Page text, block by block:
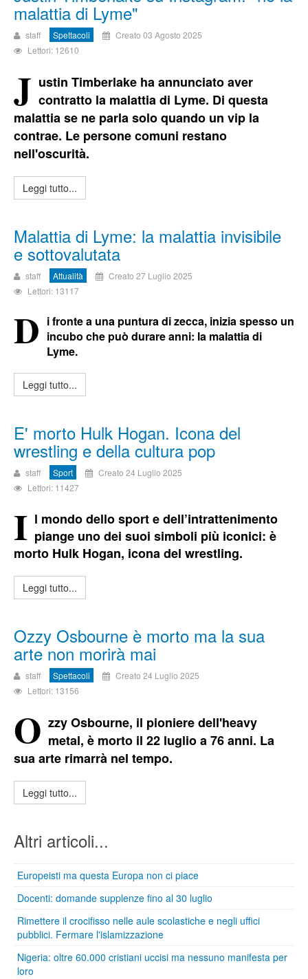
malattia di Lyme"
staff Spettacoli
Creato 03 Agosto 2025
Lettori: 12610
J ustin Timberlake ha annunciato aver
contratto la malattia di Lyme. Di questa
malattia se ne parla solo quando un vip la
contrae. Le persone comuni restano
nell'oscurità.
Leggi tutto...
Malattia di Lyme: la malattia invisibile
e sottovalutata
staff Attualità
Creato 27 Luglio 2025
Lettori: 13117
D i fronte a una puntura di zecca, inizia spesso un
incubo che può durare anni: la malattia di
Lyme.
Leggi tutto...
E' morto Hulk Hogan. Icona del
wrestling e della cultura pop
staff Sport
Creato 24 Luglio 2025
Lettori: 11427
I l mondo dello sport e dell’intrattenimento
piange uno dei suoi simboli più iconici: è
morto Hulk Hogan, icona del wrestling.
Leggi tutto...
Ozzy Osbourne è morto ma la sua
arte non morirà mai
staff Spettacoli
Creato 24 Luglio 2025
Lettori: 13156
O zzy Osbourne, il pioniere dell'heavy
metal, è morto il 22 luglio a 76 anni. La
sua arte rimarrà nel tempo.
Leggi tutto...
Altri articoli...
Europeisti ma questa Europa non ci piace
Docenti: domande supplenze fino al 30 luglio
Rimettere il crocifisso nelle aule scolastiche e negli uffici
pubblici. Fermare l'islamizzazione
Nigeria: oltre 60.000 cristiani uccisi ma nessuno manifesta per
loro